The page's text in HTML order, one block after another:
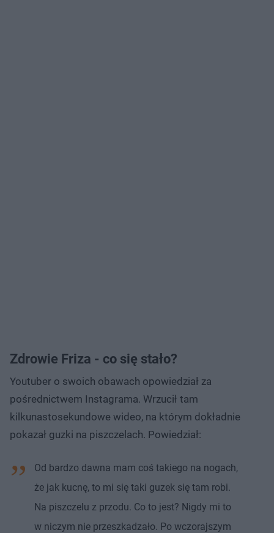
Zdrowie Friza - co się stało?
Youtuber o swoich obawach opowiedział za
pośrednictwem Instagrama. Wrzucił tam
kilkunastosekundowe wideo, na którym dokładnie
pokazał guzki na piszczelach. Powiedział:
Od bardzo dawna mam coś takiego na nogach,
że jak kucnę, to mi się taki guzek się tam robi.
Na piszczelu z przodu. Co to jest? Nigdy mi to
w niczym nie przeszkadzało. Po wczorajszym